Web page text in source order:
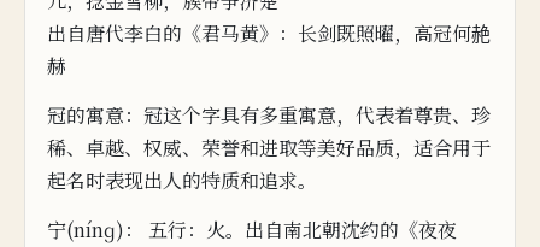
出自唐代李白的《君马黄》：长剑既照曜，高冠何赩
赫
冠的寓意： 冠这个字具有多重寓意，代表着尊贵、珍
稀、卓越、权威、荣誉和进取等美好品质，适合用于
起名时表现出人的特质和追求。
宁(nínɡ)： 五行： 火。出自南北朝沈约的《夜夜